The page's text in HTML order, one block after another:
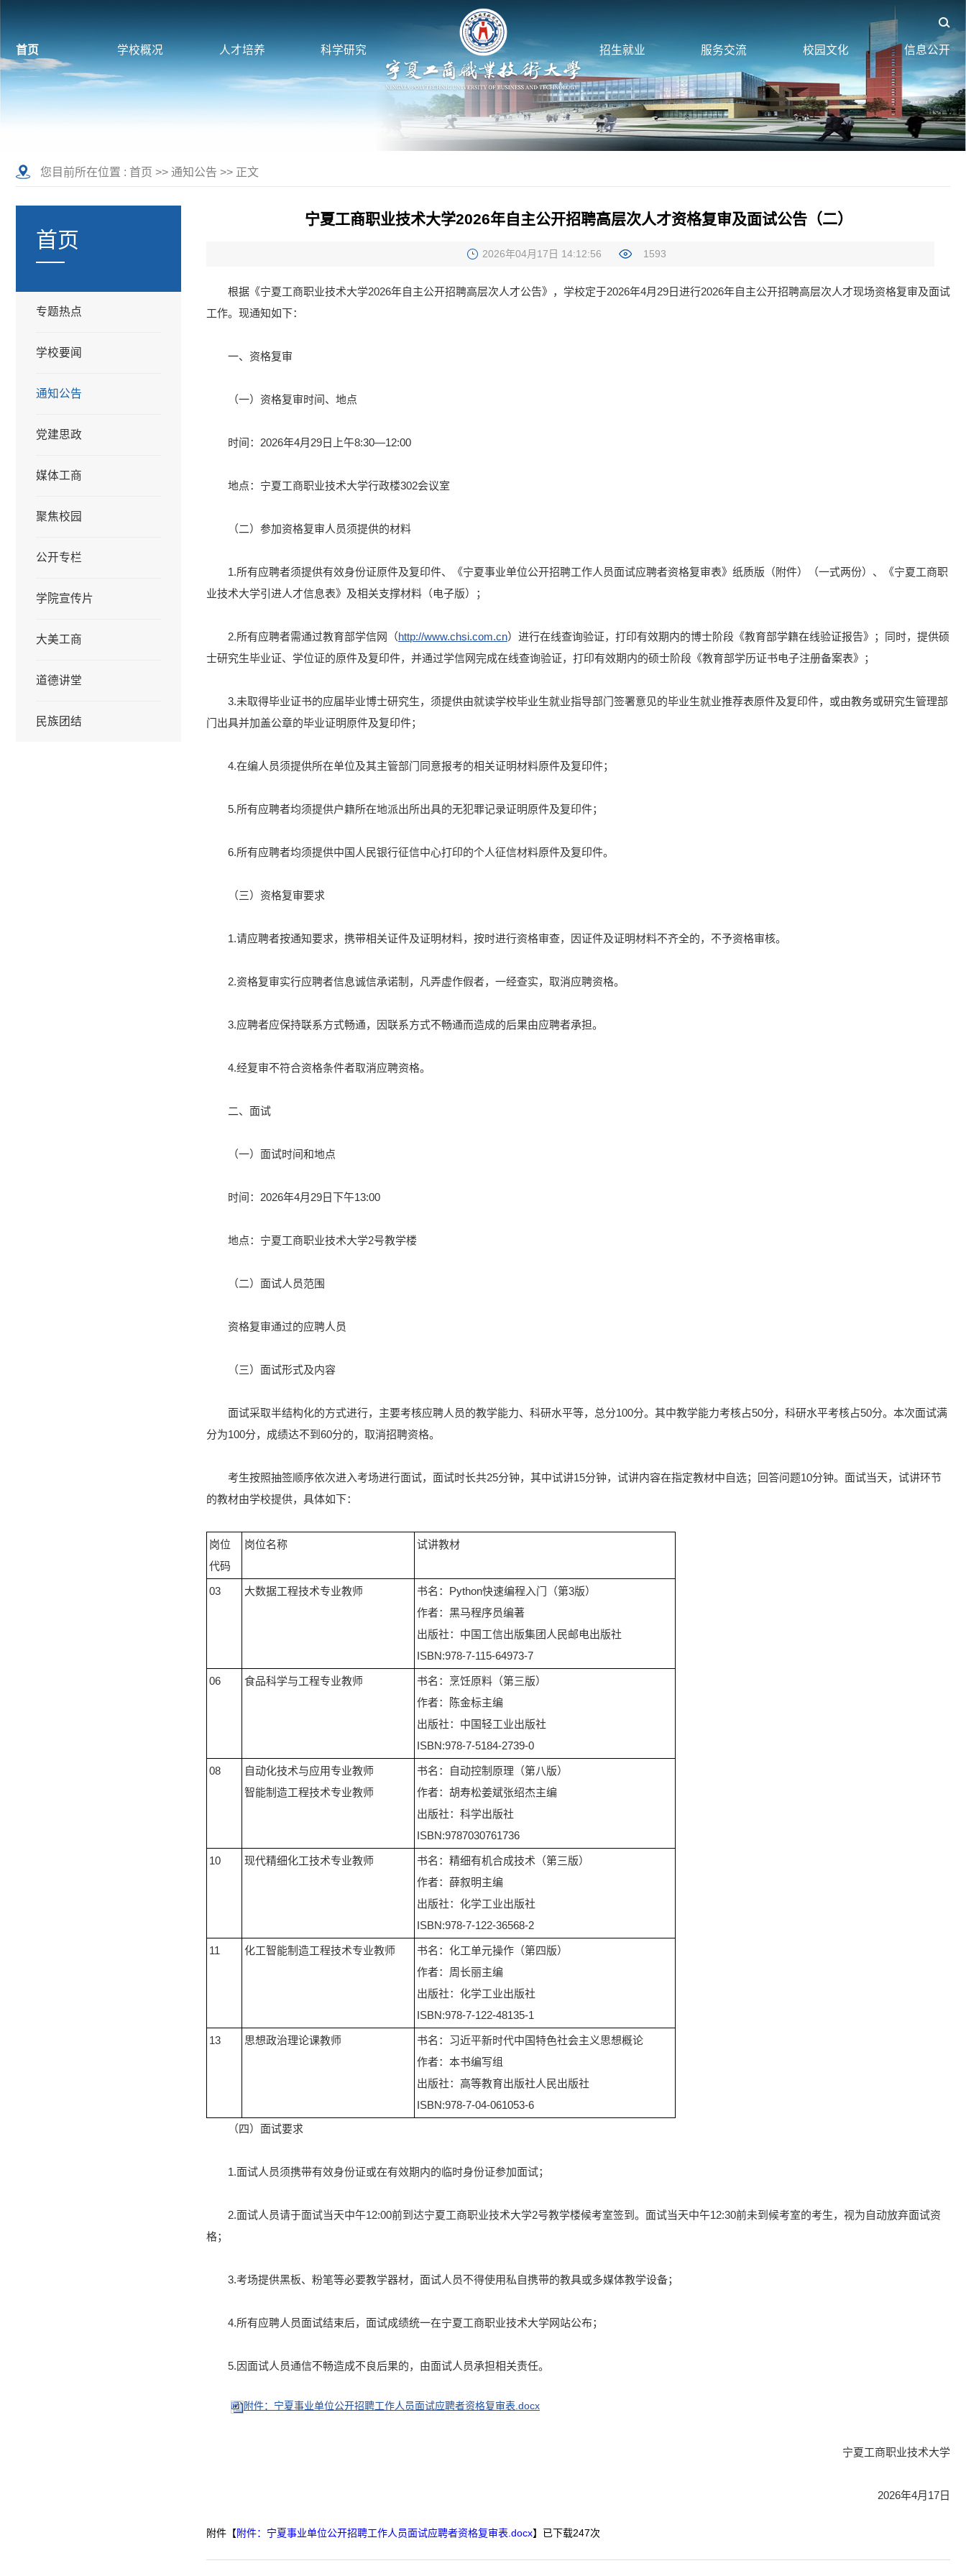
首页 学校概况 人才培养 科学研究 招生就业 服务交流 校园文化 信息公开
您目前所在位置 : 首页 >> 通知公告 >> 正文
首页
专题热点
学校要闻
通知公告
党建思政
媒体工商
聚焦校园
公开专栏
学院宣传片
大美工商
道德讲堂
民族团结
宁夏工商职业技术大学2026年自主公开招聘高层次人才资格复审及面试公告（二）
2026年04月17日 14:12:56 1593
根据《宁夏工商职业技术大学2026年自主公开招聘高层次人才公告》，学校定于2026年4月29日进行2026年自主公开招聘高层次人才现场资格复审及面试
工作。现通知如下：
一、资格复审
（一）资格复审时间、地点
时间：2026年4月29日上午8:30—12:00
地点：宁夏工商职业技术大学行政楼302会议室
（二）参加资格复审人员须提供的材料
1.所有应聘者须提供有效身份证原件及复印件、《宁夏事业单位公开招聘工作人员面试应聘者资格复审表》纸质版（附件）（一式两份）、《宁夏工商职
业技术大学引进人才信息表》及相关支撑材料（电子版）；
2.所有应聘者需通过教育部学信网（http://www.chsi.com.cn）进行在线查询验证，打印有效期内的博士阶段《教育部学籍在线验证报告》；同时，提供硕
士研究生毕业证、学位证的原件及复印件，并通过学信网完成在线查询验证，打印有效期内的硕士阶段《教育部学历证书电子注册备案表》；
3.未取得毕业证书的应届毕业博士研究生，须提供由就读学校毕业生就业指导部门签署意见的毕业生就业推荐表原件及复印件，或由教务或研究生管理部
门出具并加盖公章的毕业证明原件及复印件；
4.在编人员须提供所在单位及其主管部门同意报考的相关证明材料原件及复印件；
5.所有应聘者均须提供户籍所在地派出所出具的无犯罪记录证明原件及复印件；
6.所有应聘者均须提供中国人民银行征信中心打印的个人征信材料原件及复印件。
（三）资格复审要求
1.请应聘者按通知要求，携带相关证件及证明材料，按时进行资格审查，因证件及证明材料不齐全的，不予资格审核。
2.资格复审实行应聘者信息诚信承诺制，凡弄虚作假者，一经查实，取消应聘资格。
3.应聘者应保持联系方式畅通，因联系方式不畅通而造成的后果由应聘者承担。
4.经复审不符合资格条件者取消应聘资格。
二、面试
（一）面试时间和地点
时间：2026年4月29日下午13:00
地点：宁夏工商职业技术大学2号教学楼
（二）面试人员范围
资格复审通过的应聘人员
（三）面试形式及内容
面试采取半结构化的方式进行，主要考核应聘人员的教学能力、科研水平等，总分100分。其中教学能力考核占50分，科研水平考核占50分。本次面试满
分为100分，成绩达不到60分的，取消招聘资格。
考生按照抽签顺序依次进入考场进行面试，面试时长共25分钟，其中试讲15分钟，试讲内容在指定教材中自选；回答问题10分钟。面试当天，试讲环节
的教材由学校提供，具体如下：
岗位
代码
岗位名称 试讲教材
03 大数据工程技术专业教师
书名：Python快速编程入门（第3版）
作者：黑马程序员编著
出版社：中国工信出版集团人民邮电出版社
ISBN:978-7-115-64973-7
06 食品科学与工程专业教师
书名：烹饪原料（第三版）
作者：陈金标主编
出版社：中国轻工业出版社
ISBN:978-7-5184-2739-0
08
自动化技术与应用专业教师
智能制造工程技术专业教师
书名：自动控制原理（第八版）
作者：胡寿松姜斌张绍杰主编
出版社：科学出版社
ISBN:9787030761736
10 现代精细化工技术专业教师
书名：精细有机合成技术（第三版）
作者：薛叙明主编
出版社：化学工业出版社
ISBN:978-7-122-36568-2
11 化工智能制造工程技术专业教师
书名：化工单元操作（第四版）
作者：周长丽主编
出版社：化学工业出版社
ISBN:978-7-122-48135-1
13 思想政治理论课教师
书名：习近平新时代中国特色社会主义思想概论
作者：本书编写组
出版社：高等教育出版社人民出版社
ISBN:978-7-04-061053-6
（四）面试要求
1.面试人员须携带有效身份证或在有效期内的临时身份证参加面试；
2.面试人员请于面试当天中午12:00前到达宁夏工商职业技术大学2号教学楼候考室签到。面试当天中午12:30前未到候考室的考生，视为自动放弃面试资
格；
3.考场提供黑板、粉笔等必要教学器材，面试人员不得使用私自携带的教具或多媒体教学设备；
4.所有应聘人员面试结束后，面试成绩统一在宁夏工商职业技术大学网站公布；
5.因面试人员通信不畅造成不良后果的，由面试人员承担相关责任。
附件：宁夏事业单位公开招聘工作人员面试应聘者资格复审表.docx
宁夏工商职业技术大学
2026年4月17日
附件【附件：宁夏事业单位公开招聘工作人员面试应聘者资格复审表.docx】已下载247次